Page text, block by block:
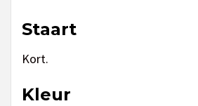
Staart
Kort.
Kleur